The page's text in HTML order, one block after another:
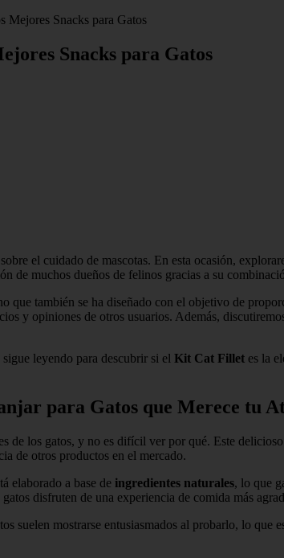
Snacks para Gatos
Snacks para Gatos
el cuidado de mascotas. En esta ocasión,
de muchos dueños de felinos gracias a su
que también se ha diseñado con el objetivo de
y opiniones de otros usuarios. Además,
leyendo para descubrir si el Kit Cat Fillet es la
para Gatos que Merece tu
de los gatos, y no es difícil ver por qué. Este delicioso
de otros productos en el mercado.
elaborado a base de ingredientes naturales, lo que
disfruten de una experiencia de comida más
suelen mostrarse entusiasmados al probarlo, lo que